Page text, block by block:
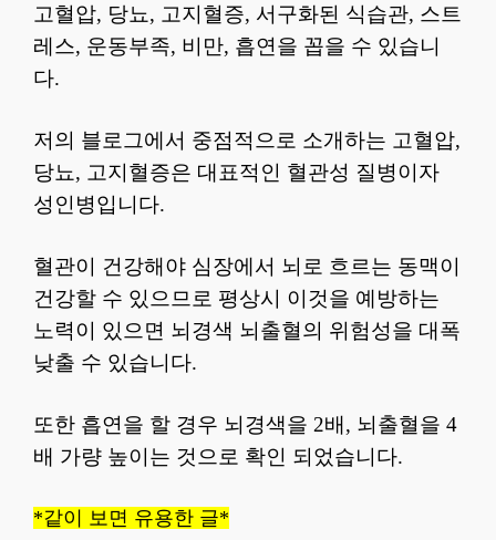
고혈압, 당뇨, 고지혈증, 서구화된 식습관, 스트
레스, 운동부족, 비만, 흡연을 꼽을 수 있습니
다.
저의 블로그에서 중점적으로 소개하는 고혈압,
당뇨, 고지혈증은 대표적인 혈관성 질병이자
성인병입니다.
혈관이 건강해야 심장에서 뇌로 흐르는 동맥이
건강할 수 있으므로 평상시 이것을 예방하는
노력이 있으면 뇌경색 뇌출혈의 위험성을 대폭
낮출 수 있습니다.
또한 흡연을 할 경우 뇌경색을 2배, 뇌출혈을 4
배 가량 높이는 것으로 확인 되었습니다.
*같이 보면 유용한 글*